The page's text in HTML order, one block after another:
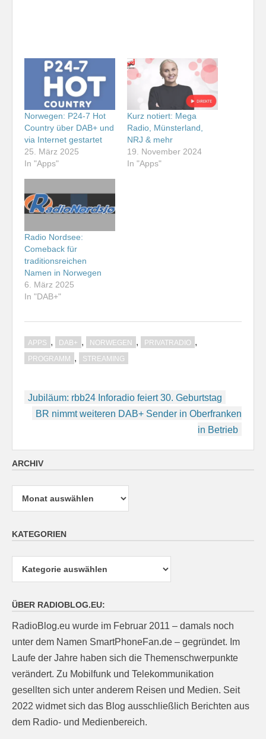
Norwegen: P24-7 Hot
Country über DAB+ und
via Internet gestartet
25. März 2025
In "Apps"
Kurz notiert: Mega
Radio, Münsterland,
NRJ & mehr
19. November 2024
In "Apps"
Radio Nordsee:
Comeback für
traditionsreichen
Namen in Norwegen
6. März 2025
In "DAB+"
APPS , DAB+ , NORWEGEN , PRIVATRADIO ,
PROGRAMM , STREAMING
Beitragsnavigation
Jubiläum: rbb24 Inforadio feiert 30. Geburtstag
BR nimmt weiteren DAB+ Sender in Oberfranken
in Betrieb
ARCHIV
Archiv
KATEGORIEN
ÜBER RADIOBLOG.EU:
RadioBlog.eu wurde im Februar 2011 – damals noch
unter dem Namen SmartPhoneFan.de – gegründet. Im
Laufe der Jahre haben sich die Themenschwerpunkte
verändert. Zu Mobilfunk und Telekommunikation
gesellten sich unter anderem Reisen und Medien. Seit
2022 widmet sich das Blog ausschließlich Berichten aus
dem Radio- und Medienbereich.